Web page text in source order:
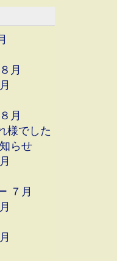
月
月
様でした
らせ
７月